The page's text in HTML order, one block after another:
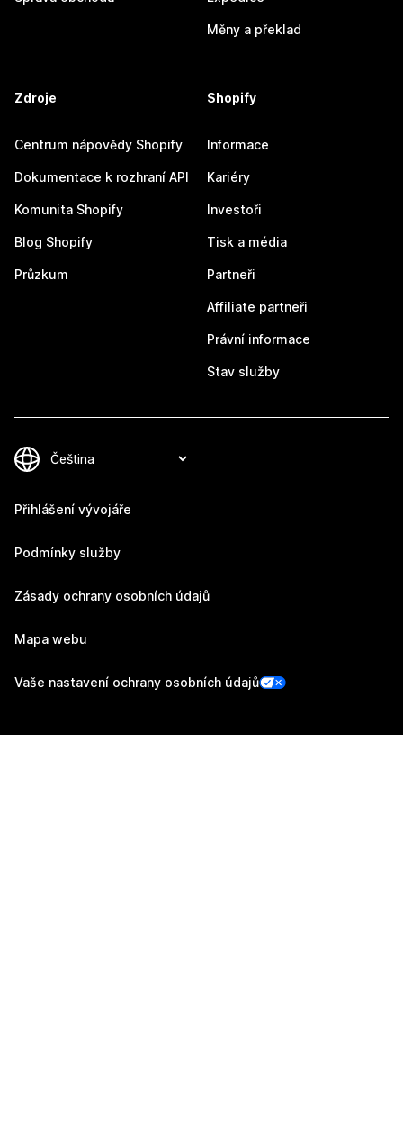
Měny a překlad
Zdroje
Centrum nápovědy Shopify
Dokumentace k rozhraní API
Komunita Shopify
Blog Shopify
Průzkum
Shopify
Informace
Kariéry
Investoři
Tisk a média
Partneři
Affiliate partneři
Právní informace
Stav služby
Přihlášení vývojáře
Podmínky služby
Zásady ochrany osobních údajů
Mapa webu
Vaše nastavení ochrany osobních údajů